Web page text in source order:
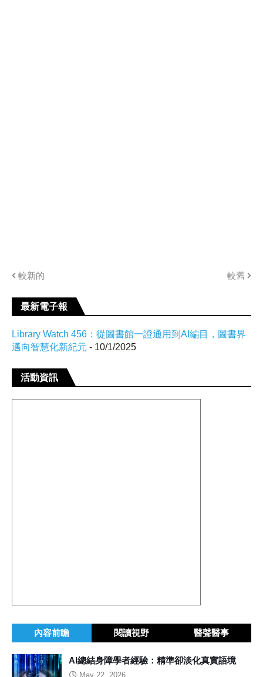
較新的 較舊
最新電子報
Library Watch 456：從圖書館一證通用到AI編目，圖書界
邁向智慧化新紀元 - 10/1/2025
活動資訊
內容前瞻 閱讀視野 醫聲醫事
AI總結身障學者經驗：精準卻淡化真實語境
May 22, 2026